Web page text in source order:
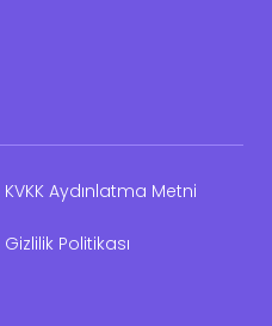
KVKK Aydınlatma Metni
Gizlilik Politikası